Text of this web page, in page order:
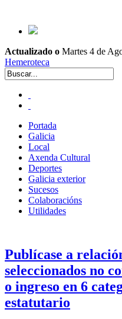
Actualizado o Martes 4 de
Hemeroteca
Portada
Galicia
Local
Axenda Cultural
Deportes
Galicia exterior
Sucesos
Colaboracións
Utilidades
Publícase a
seleccionados no
o ingreso en 6
estatutario